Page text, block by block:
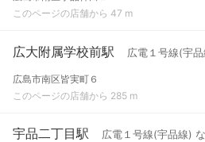
このページの店舗から 47 m
広大附属学校前駅 広電１号線(宇
広島市南区皆実町６
このページの店舗から 285 m
宇品二丁目駅 広電１号線(宇品線)